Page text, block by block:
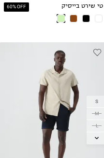
60% OFF טי שירט בייסיק
S
M
L
XL